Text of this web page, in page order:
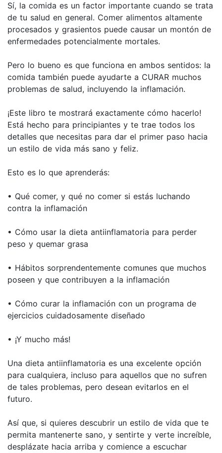
Sí, la comida es un factor importante cuando se trata
de tu salud en general. Comer alimentos altamente
procesados y grasientos puede causar un montón de
enfermedades potencialmente mortales.
Pero lo bueno es que funciona en ambos sentidos: la
comida también puede ayudarte a CURAR muchos
problemas de salud, incluyendo la inflamación.
¡Este libro te mostrará exactamente cómo hacerlo!
Está hecho para principiantes y te trae todos los
detalles que necesitas para dar el primer paso hacia
un estilo de vida más sano y feliz.
Esto es lo que aprenderás:
• Qué comer, y qué no comer si estás luchando
contra la inflamación
• Cómo usar la dieta antiinflamatoria para perder
peso y quemar grasa
• Hábitos sorprendentemente comunes que muchos
poseen y que contribuyen a la inflamación
• Cómo curar la inflamación con un programa de
ejercicios cuidadosamente diseñado
• ¡Y mucho más!
Una dieta antiinflamatoria es una excelente opción
para cualquiera, incluso para aquellos que no sufren
de tales problemas, pero desean evitarlos en el
futuro.
Así que, si quieres descubrir un estilo de vida que te
permita mantenerte sano, y sentirte y verte increíble,
desplázate hacia arriba y comience a escuchar